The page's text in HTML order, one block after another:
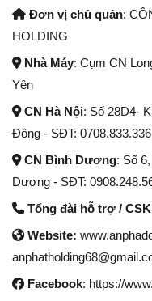
Đơn vị chủ quản:
HOLDING
Nhà Máy: Cụm CN
Yên
CN Hà Nội: Số 28D4-
Đông - SĐT: 0708.833.336
CN Bình Dương: Số
Dương - SĐT:
Tổng đài hỗ trợ /
Website:
Facebook: https://